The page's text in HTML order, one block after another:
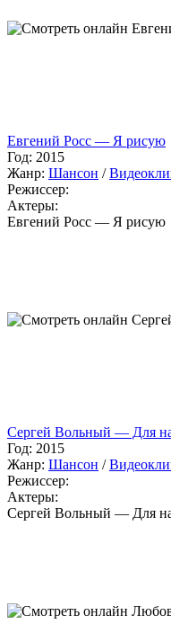
Евгений Росс — Я рисую
Год: 2015
Жанр: Шансон /
Режиссер:
Актеры:
Евгений Росс — Я рисую
Сергей Вольный — Для
Год: 2015
Жанр: Шансон /
Режиссер:
Актеры:
Сергей Вольный — Для